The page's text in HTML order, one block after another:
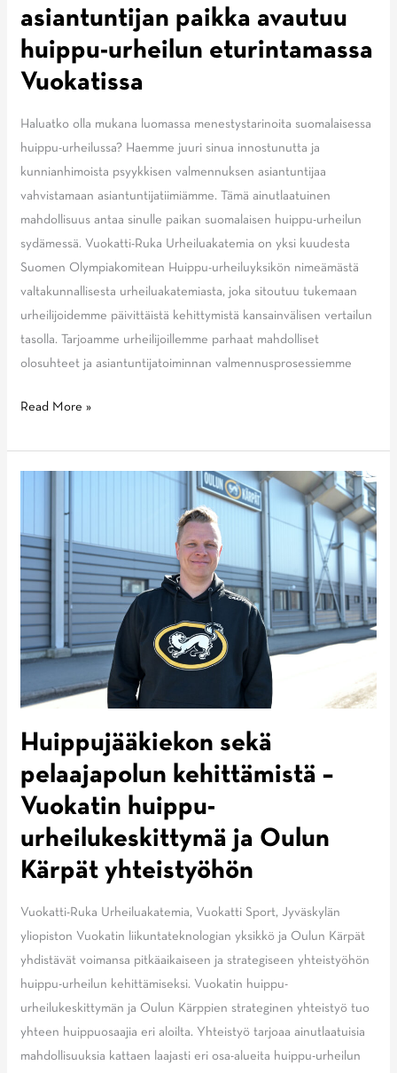
asiantuntijan paikka avautuu
huippu-urheilun eturintamassa
Vuokatissa
Haluatko olla mukana luomassa menestystarinoita suomalaisessa
huippu-urheilussa? Haemme juuri sinua innostunutta ja
kunnianhimoista psyykkisen valmennuksen asiantuntijaa
vahvistamaan asiantuntijatiimiämme. Tämä ainutlaatuinen
mahdollisuus antaa sinulle paikan suomalaisen huippu-urheilun
sydämessä. Vuokatti-Ruka Urheiluakatemia on yksi kuudesta
Suomen Olympiakomitean Huippu-urheiluyksikön nimeämästä
valtakunnallisesta urheiluakatemiasta, joka sitoutuu tukemaan
urheilijoidemme päivittäistä kehittymistä kansainvälisen vertailun
tasolla. Tarjoamme urheilijoillemme parhaat mahdolliset
olosuhteet ja asiantuntijatoiminnan valmennusprosessiemme
Psyykkisen
asiantuntijan
urheilun
eturintamassa
Vuokatissa
Read More »
Huippujääkiekon sekä
pelaajapolun kehittämistä –
Vuokatin huippu-
urheilukeskittymä ja Oulun
Kärpät yhteistyöhön
Vuokatti-Ruka Urheiluakatemia, Vuokatti Sport, Jyväskylän
yliopiston Vuokatin liikuntateknologian yksikkö ja Oulun Kärpät
yhdistävät voimansa pitkäaikaiseen ja strategiseen yhteistyöhön
huippu-urheilun kehittämiseksi. Vuokatin huippu-
urheilukeskittymän ja Oulun Kärppien strateginen yhteistyö tuo
yhteen huippuosaajia eri aloilta. Yhteistyö tarjoaa ainutlaatuisia
mahdollisuuksia kattaen laajasti eri osa-alueita huippu-urheilun